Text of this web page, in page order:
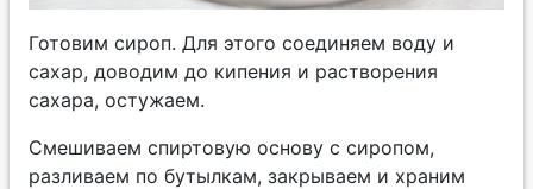
Готовим сироп. Для этого соединяем воду и
сахар, доводим до кипения и растворения
сахара, остужаем.
Смешиваем спиртовую основу с сиропом,
разливаем по бутылкам, закрываем и храним